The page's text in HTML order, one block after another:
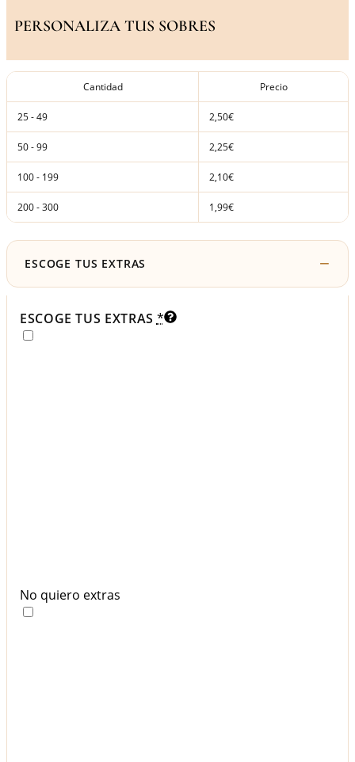
PERSONALIZA TUS SOBRES
Cantidad Precio
25 - 49 2,50€
50 - 99 2,25€
100 - 199 2,10€
200 - 300 1,99€
ESCOGE TUS EXTRAS
ESCOGE TUS EXTRAS *
No quiero extras